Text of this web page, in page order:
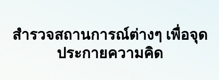
สำรวจสถานการณ์ต่างๆ เพื่อจุด
ประกายความคิด